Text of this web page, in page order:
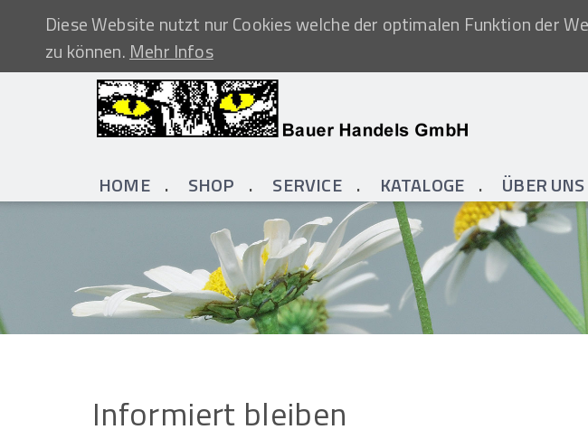
Diese Website nutzt nur Cookies welche der optimalen Funktion der
zu können.Mehr Infos
HOME SHOP SERVICE KATALOGE ÜBER UNS
Informiert bleiben